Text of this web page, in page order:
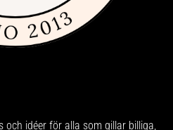
och idéer för alla som gillar billiga,